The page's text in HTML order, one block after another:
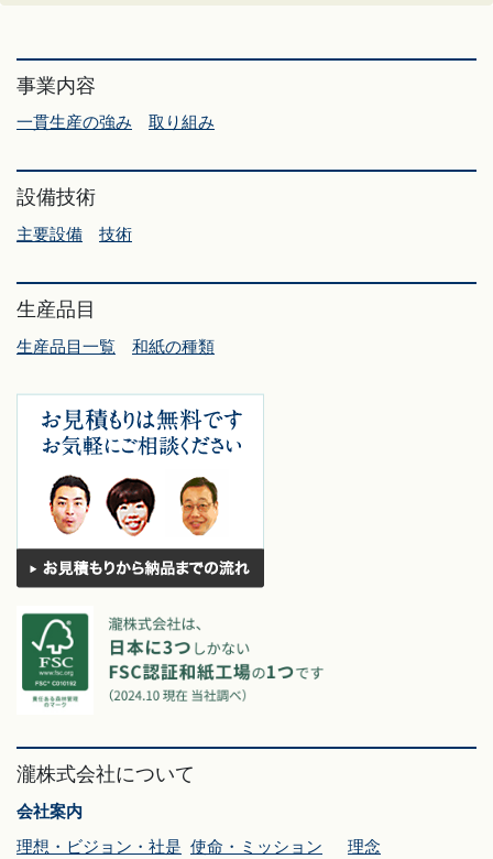
事業内容
一貫生産の強み 取り組み
設備技術
主要設備 技術
生産品目
生産品目一覧 和紙の種類
瀧株式会社について
会社案内
理想・ビジョン・社是 使命・ミッション
理念